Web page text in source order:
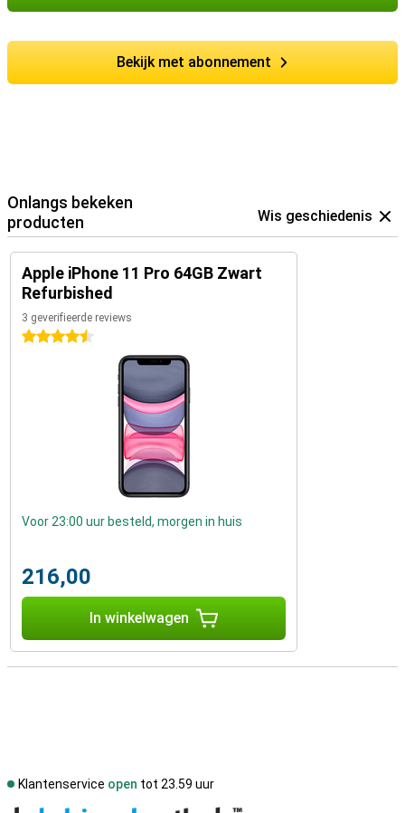
Bekijk met abonnement
Onlangs bekeken
producten
Wis geschiedenis
Apple iPhone 11 Pro 64GB Zwart
Refurbished
3 geverifieerde reviews
4.5 sterren
Voor 23:00 uur besteld, morgen in huis
216,00
In winkelwagen
Klantenservice open tot 23.59 uur